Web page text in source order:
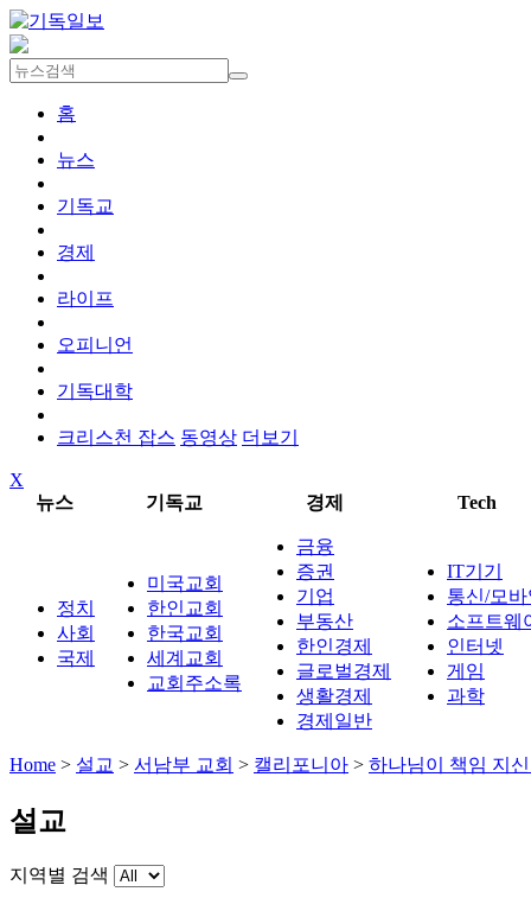
홈
뉴스
기독교
경제
라이프
오피니언
기독대학
크리스천 잡스 동영상 더보기
X
뉴스
기독교 경제 Tech
정치
사회
국제
미국교회
한인교회
한국교회
세계교회
교회주소록
금융
증권
기업
부동산
한인경제
글로벌경제
생활경제
경제일반
IT기기
통신/모
소프트웨
인터넷
게임
과학
Home > 설교 > 서남부 교회 > 캘리포니아 > 하나님이 책임 지
설교
지역별 검색